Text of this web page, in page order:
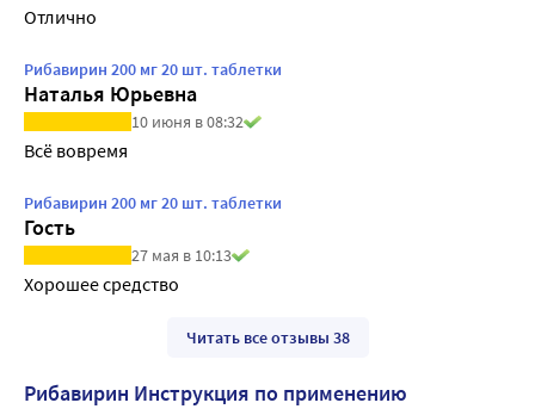
Отлично
Рибавирин 200 мг 20 шт. таблетки
Наталья Юрьевна
10 июня в 08:32
Всё вовремя
Рибавирин 200 мг 20 шт. таблетки
Гость
27 мая в 10:13
Хорошее средство
Читать все отзывы 38
Рибавирин Инструкция по применению